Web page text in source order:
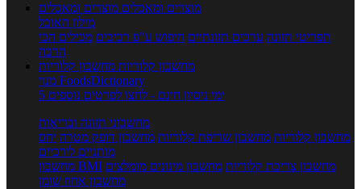
מוצרים ומאכלים מוצרים ומאכלים
מילון האוכל
תפריטי תזונה ערכים תזונתיים חיפוש ע"פ רכיבים מכילים הכי
הרבה
מחשבון קלוריות מחשבון קלוריות
מנוי FoodsDictionary
5 ימי ניסיון חינם - לחצו לפרטים נוספים
מחשבוני תזונה ובריאות
מחשבון קלוריות מחשבון שריפת קלוריות מחשבון דופק מטרה יחס
מותניים לירכיים
מחשבון BMI
מחשבון צריכת קלוריות מחשבון מינונים מומלצים
מחשבון אחוז שומן